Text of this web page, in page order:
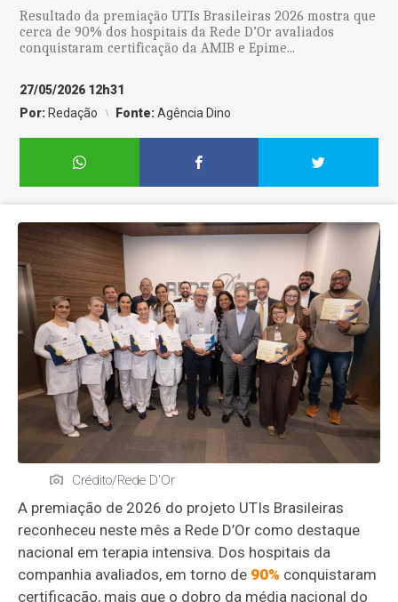
Resultado da premiação UTIs Brasileiras 2026 mostra que
cerca de 90% dos hospitais da Rede D’Or avaliados
conquistaram certificação da AMIB e Epime...
27/05/2026 12h31
Por: Redação Fonte:Agência Dino
Crédito/Rede D'Or
A premiação de 2026 do projeto UTIs Brasileiras
reconheceu neste mês a Rede D’Or como destaque
nacional em terapia intensiva. Dos hospitais da
companhia avaliados, em torno de 90% conquistaram
certificação, mais que o dobro da média nacional do